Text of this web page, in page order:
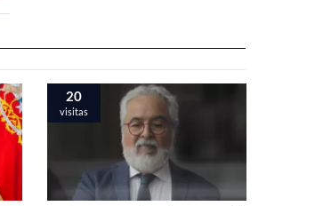
20
visitas